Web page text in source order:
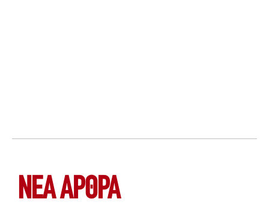
ΝΕΑ ΆΡΘΡΑ